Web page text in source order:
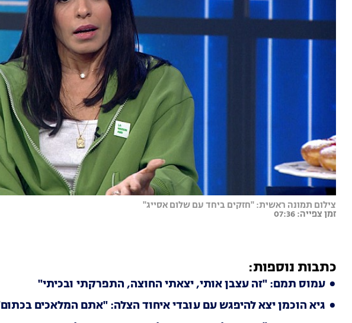
צילום תמונה ראשית: "חזקים ביחד עם שלום אסייג"
זמן צפייה: 07:36
כתבות נוספות:
עמוס תמם: "זה עצבן אותי, יצאתי החוצה, התפרקתי ובכיתי"
גיא הוכמן יצא להיפגש עם עובדי איחוד הצלה: "אתם המלאכים